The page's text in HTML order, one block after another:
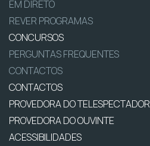
EM DIRETO
REVER PROGRAMAS
CONCURSOS
PERGUNTAS FREQUENTES
CONTACTOS
CONTACTOS
PROVEDORA DO TELESPECTADOR
PROVEDORA DO OUVINTE
ACESSIBILIDADES